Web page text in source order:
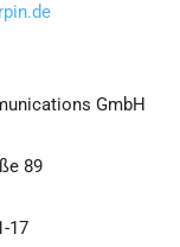
GmbH
89
17